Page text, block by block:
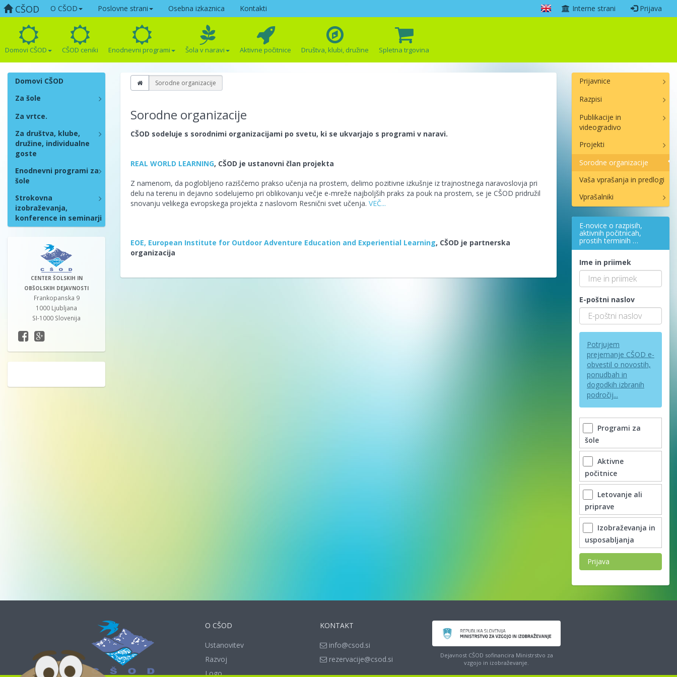
CŠOD O CŠOD Poslovne strani Osebna izkaznica Kontakti Interne strani Prijava
Domovi CŠOD CŠOD ceniki Enodnevni programi Šola v naravi Aktivne počitnice Društva, klubi, družine Spletna trgovina
Domovi CŠOD
Za šole
Za vrtce.
Za društva, klube,
družine, individualne
goste
Enodnevni programi za
šole
Strokovna
izobraževanja,
konference in seminarji
CENTER ŠOLSKIH IN
OBŠOLSKIH DEJAVNOSTI
Frankopanska 9
1000 Ljubljana
SI-1000 Slovenija
Sorodne organizacije
Sorodne organizacije
CŠOD sodeluje s sorodnimi organizacijami po svetu, ki se ukvarjajo s programi v naravi.
REAL WORLD LEARNING, CŠOD je ustanovni član projekta
Z namenom, da poglobljeno raziščemo prakso učenja na prostem, delimo pozitivne izkušnje iz trajnostnega naravoslovja pri
delu na terenu in dejavno sodelujemo pri oblikovanju večje e-mreže najboljših praks za pouk na prostem, se je CŠOD pridružil
snovanju velikega evropskega projekta z naslovom Resnični svet učenja. VEČ...
EOE, European Institute for Outdoor Adventure Education and Experiential Learning, CŠOD je partnerska
organizacija
Prijavnice
Razpisi
Publikacije in
videogradivo
Projekti
Sorodne organizacije
Vaša vprašanja in predlogi
Vprašalniki
E-novice o razpisih,
aktivnih počitnicah,
prostih terminih …
Ime in priimek
E-poštni naslov
Potrjujem
prejemanje CŠOD e-
obvestil o novostih,
ponudbah in
dogodkih izbranih
področij...
Programi za
šole
Aktivne
počitnice
Letovanje ali
priprave
Izobraževanja in
usposabljanja
Prijava
O CŠOD
Ustanovitev
Razvoj
Logo
KONTAKT
info@csod.si
rezervacije@csod.si
Dejavnost CŠOD sofinancira Ministrstvo za
vzgojo in izobraževanje.